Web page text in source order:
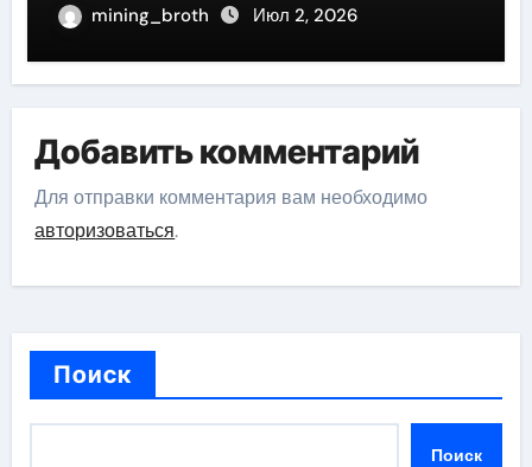
mining_broth Июл 2, 2026
Добавить комментарий
Для отправки комментария вам необходимо
авторизоваться.
Поиск
Поиск